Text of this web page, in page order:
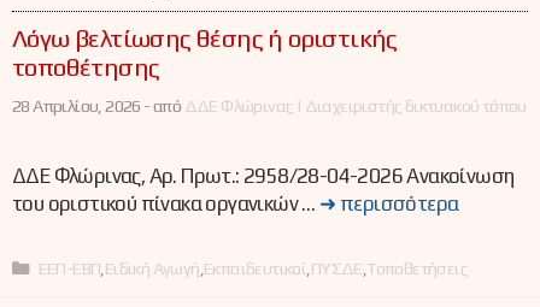
Λόγω βελτίωσης θέσης ή οριστικής
τοποθέτησης
28 Απριλίου, 2026 -από ΔΔΕ Φλώρινας | Διαχειριστής δικτυακού τόπου
ΔΔΕ Φλώρινας, Αρ. Πρωτ.: 2958/28-04-2026 Ανακοίνωση
του οριστικού πίνακα οργανικών … ➜ περισσότερα
Κατηγορίες
ΕΕΠ-ΕΒΠ Ειδική Αγωγή Εκπαιδευτικοί ΠΥΣΔΕ Τοποθετήσεις